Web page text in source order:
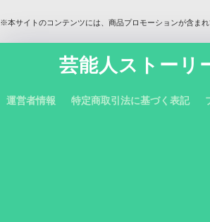
※本サイトのコンテンツには、商品プロモーションが含まれ
芸能人ストーリ
運営者情報 特定商取引法に基づく表記